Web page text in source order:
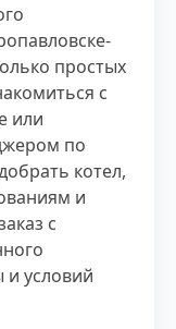
простых
с
или
по
котел,
и
с
и условий